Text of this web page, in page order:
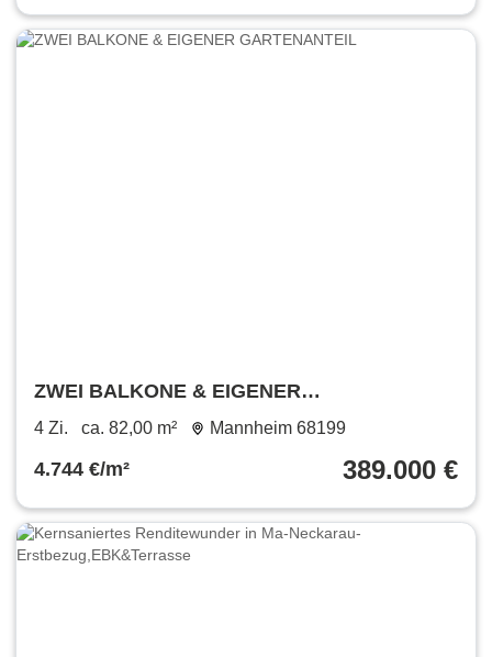
ZWEI BALKONE & EIGENER
GARTENANTEIL
4 Zi. ca. 82,00 m² Mannheim 68199
4.744 €/m² 389.000 €